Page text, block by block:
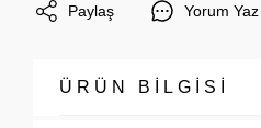
Paylaş Yorum Yaz
ÜRÜN BİLGİSİ